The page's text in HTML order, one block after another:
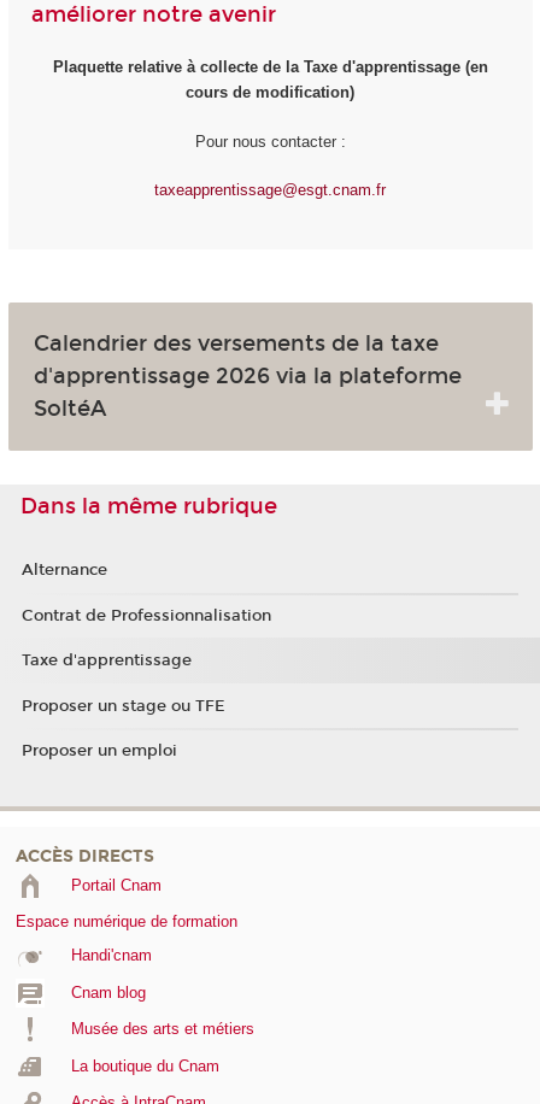
améliorer notre avenir
Plaquette relative à collecte de la Taxe d'apprentissage (en
cours de modification)
Pour nous contacter :
taxeapprentissage@esgt.cnam.fr
Calendrier des versements de la taxe
d'apprentissage 2026 via la plateforme
SoltéA
Dans la même rubrique
Alternance
Contrat de Professionnalisation
Taxe d'apprentissage
Proposer un stage ou TFE
Proposer un emploi
ACCÈS DIRECTS
Portail Cnam
Espace numérique de formation
Handi'cnam
Cnam blog
Musée des arts et métiers
La boutique du Cnam